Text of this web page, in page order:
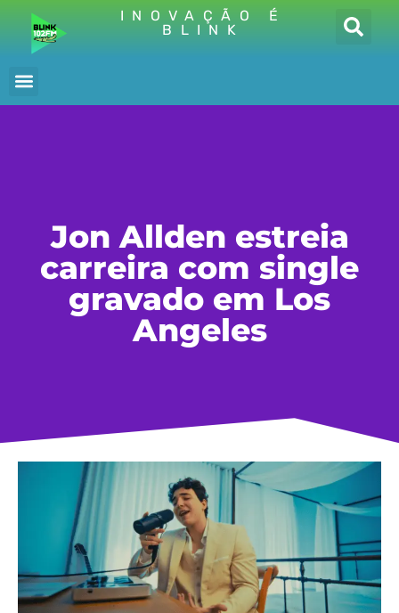
INOVAÇÃO É
BLINK
Jon Allden estreia
carreira com single
gravado em Los
Angeles